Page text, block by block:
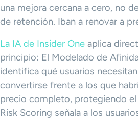
una mejora cercana a cero, no
de retención. Iban a renovar a
La IA de Insider One aplica
principio: El Modelado de
identifica qué usuarios
convertirse frente a los que
precio completo, protegiendo el
Risk Scoring señala a los